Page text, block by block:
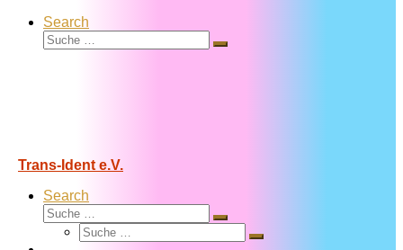
Search
Suche
Suche
Trans-Ident e.V.
Search
Suche
Suche
Suche
Suche